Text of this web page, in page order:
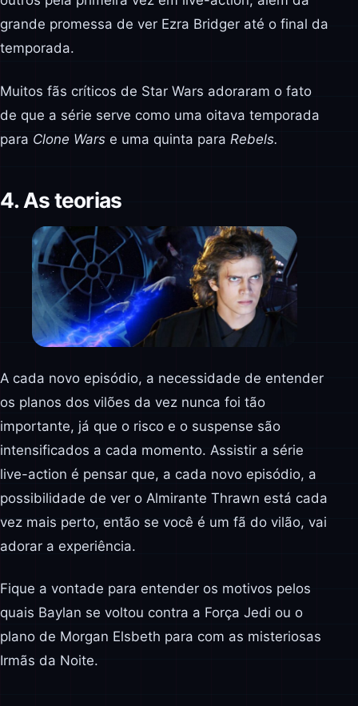
grande promessa de ver Ezra Bridger até o final da
temporada.
Muitos fãs críticos de Star Wars adoraram o fato
de que a série serve como uma oitava temporada
para Clone Wars e uma quinta para Rebels.
4. As teorias
A cada novo episódio, a necessidade de entender
os planos dos vilões da vez nunca foi tão
importante, já que o risco e o suspense são
intensificados a cada momento. Assistir a série
live-action é pensar que, a cada novo episódio, a
possibilidade de ver o Almirante Thrawn está cada
vez mais perto, então se você é um fã do vilão, vai
adorar a experiência.
Fique a vontade para entender os motivos pelos
quais Baylan se voltou contra a Força Jedi ou o
plano de Morgan Elsbeth para com as misteriosas
Irmãs da Noite.